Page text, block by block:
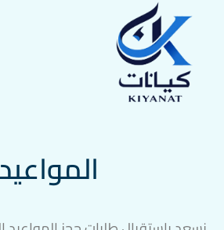
المواعيد